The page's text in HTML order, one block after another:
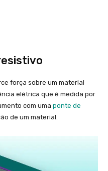
força sobre um material
elétrica que é medida por
com uma ponte de
de um material.